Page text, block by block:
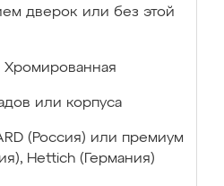
дверок или без этой
Хромированная
или корпуса
(Россия) или премиум
Hettich (Германия)